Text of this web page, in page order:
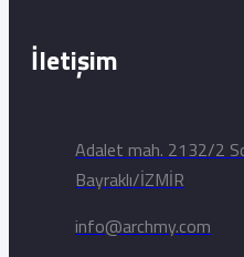
İletişim
Adalet mah. 2132/2
Bayraklı/İZMİR
info@archmy.com